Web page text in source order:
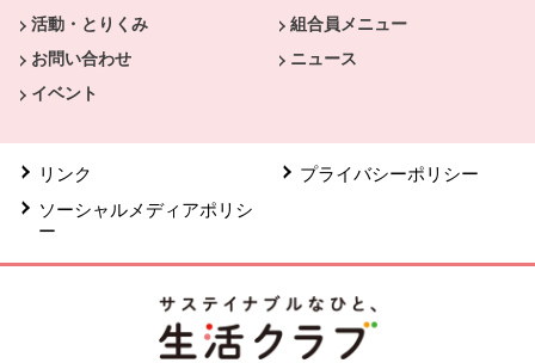
活動・とりくみ
組合員メニュー
お問い合わせ
ニュース
イベント
リンク
プライバシーポリシー
ソーシャルメディアポリシ
ー